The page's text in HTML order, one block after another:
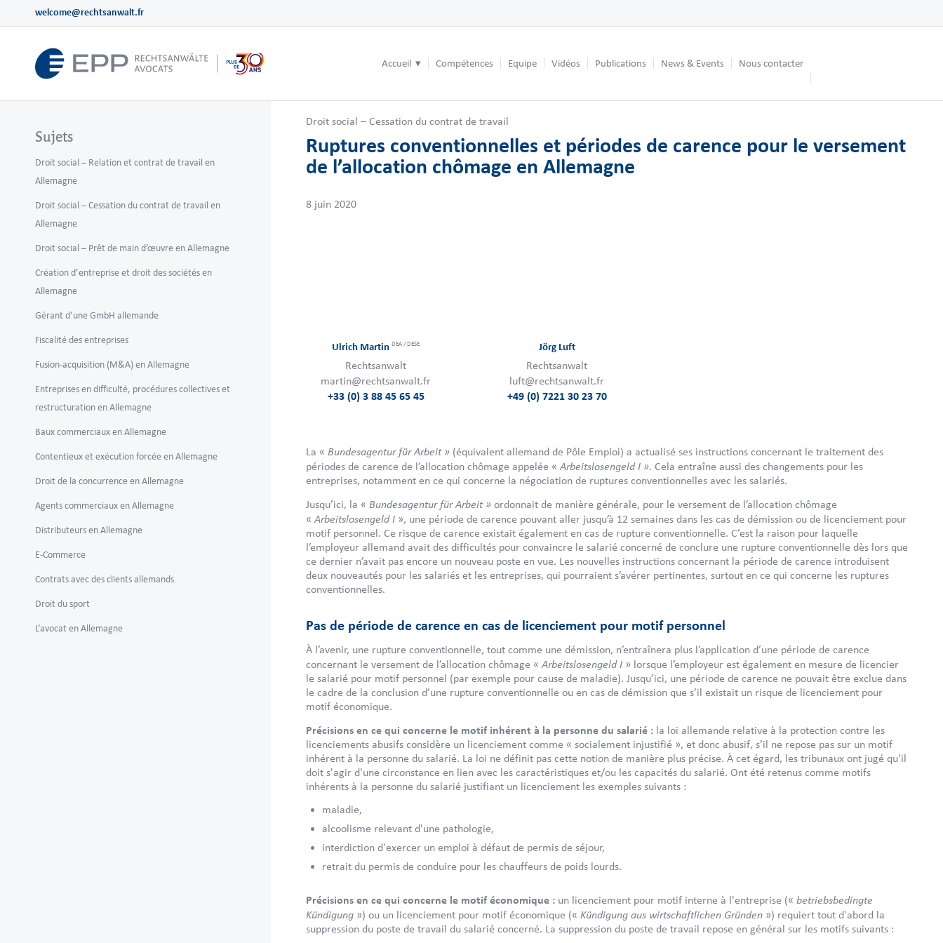
welcome@rechtsanwalt.fr
Accueil Compétences Equipe Vidéos Publications News & Events Nous contacter
Droit social – Cessation du contrat de travail
Ruptures conventionnelles et périodes de carence pour le versement
de l’allocation chômage en Allemagne
8 juin 2020
Ulrich MartinDEA / DESE
Rechtsanwalt
martin@rechtsanwalt.fr
+33 (0) 3 88 45 65 45
Jörg Luft
Rechtsanwalt
luft@rechtsanwalt.fr
+49 (0) 7221 30 23 70
La « Bundesagentur für Arbeit »(équivalent allemand de Pôle Emploi) a actualisé ses instructions concernant le traitement des
périodes de carence de l’allocation chômage appelée « Arbeitslosengeld I ». Cela entraîne aussi des changements pour les
entreprises, notamment en ce qui concerne la négociation de ruptures conventionnelles avec les salariés.
Jusqu’ici, la « Bundesagentur für Arbeit » ordonnait de manière générale, pour le versement de l’allocation chômage
« Arbeitslosengeld I», une période de carence pouvant aller jusqu’à 12 semaines dans les cas de démission ou de licenciement pour
motif personnel. Ce risque de carence existait également en cas de rupture conventionnelle. C’est la raison pour laquelle
l’employeur allemand avait des difficultés pour convaincre le salarié concerné de conclure une rupture conventionnelle dès lors que
ce dernier n’avait pas encore un nouveau poste en vue. Les nouvelles instructions concernant la période de carence introduisent
deux nouveautés pour les salariés et les entreprises, qui pourraient s’avérer pertinentes, surtout en ce qui concerne les ruptures
conventionnelles.
Pas de période de carence en cas de licenciement pour motif personnel
À l’avenir, une rupture conventionnelle, tout comme une démission, n’entraînera plus l’application d’une période de carence
concernant le versement de l’allocation chômage « Arbeitslosengeld I» lorsque l’employeur est également en mesure de licencier
le salarié pour motif personnel (par exemple pour cause de maladie). Jusqu’ici, une période de carence ne pouvait être exclue dans
le cadre de la conclusion d’une rupture conventionnelle ou en cas de démission que s’il existait un risque de licenciement pour
motif économique.
Précisions en ce qui concerne le motif inhérent à la personne du salarié :la loi allemande relative à la protection contre les
licenciements abusifs considère un licenciement comme « socialement injustifié », et donc abusif, s’il ne repose pas sur un motif
inhérent à la personne du salarié. La loi ne définit pas cette notion de manière plus précise. À cet égard, les tribunaux ont jugé qu'il
doit s'agir d'une circonstance en lien avec les caractéristiques et/ou les capacités du salarié. Ont été retenus comme motifs
inhérents à la personne du salarié justifiant un licenciement les exemples suivants :
maladie,
alcoolisme relevant d'une pathologie,
interdiction d'exercer un emploi à défaut de permis de séjour,
retrait du permis de conduire pour les chauffeurs de poids lourds.
Précisions en ce qui concerne le motif économique :un licenciement pour motif interne à l'entreprise (« betriebsbedingte
Kündigung») ou un licenciement pour motif économique (« Kündigung aus wirtschaftlichen Gründen») requiert tout d'abord la
suppression du poste de travail du salarié concerné. La suppression du poste de travail repose en général sur les motifs suivants :
Sujets
Droit social – Relation et contrat de travail en
Allemagne
Droit social – Cessation du contrat de travail en
Allemagne
Droit social – Prêt de main d’œuvre en Allemagne
Création d’entreprise et droit des sociétés en
Allemagne
Gérant d’une GmbH allemande
Fiscalité des entreprises
Fusion-acquisition (M&A) en Allemagne
Entreprises en difficulté, procédures collectives et
restructuration en Allemagne
Baux commerciaux en Allemagne
Contentieux et exécution forcée en Allemagne
Droit de la concurrence en Allemagne
Agents commerciaux en Allemagne
Distributeurs en Allemagne
E-Commerce
Contrats avec des clients allemands
Droit du sport
L’avocat en Allemagne